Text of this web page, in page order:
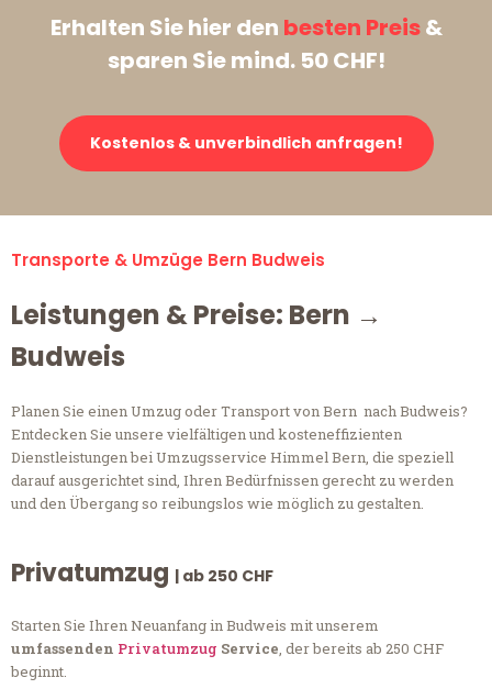
Erhalten Sie hier den besten Preis&
sparen Sie mind. 50 CHF!
Kostenlos & unverbindlich anfragen!
Transporte & Umzüge Bern Budweis
Leistungen & Preise: Bern →
Budweis
Planen Sie einen Umzug oder Transport von Bern nach Budweis?
Entdecken Sie unsere vielfältigen und kosteneffizienten
Dienstleistungen bei Umzugsservice Himmel Bern, die speziell
darauf ausgerichtet sind, Ihren Bedürfnissen gerecht zu werden
und den Übergang so reibungslos wie möglich zu gestalten.
Privatumzug | ab 250 CHF
Starten Sie Ihren Neuanfang in Budweis mit unserem
umfassenden Privatumzug Service, der bereits ab 250 CHF
beginnt.